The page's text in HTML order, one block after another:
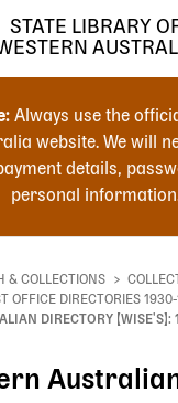
Always use the
website. We will
details,
personal
STATE LIBRARY
& COLLECTIONS
OFFICE DIRECTORIES
DIRECTORY [WISE'S]: